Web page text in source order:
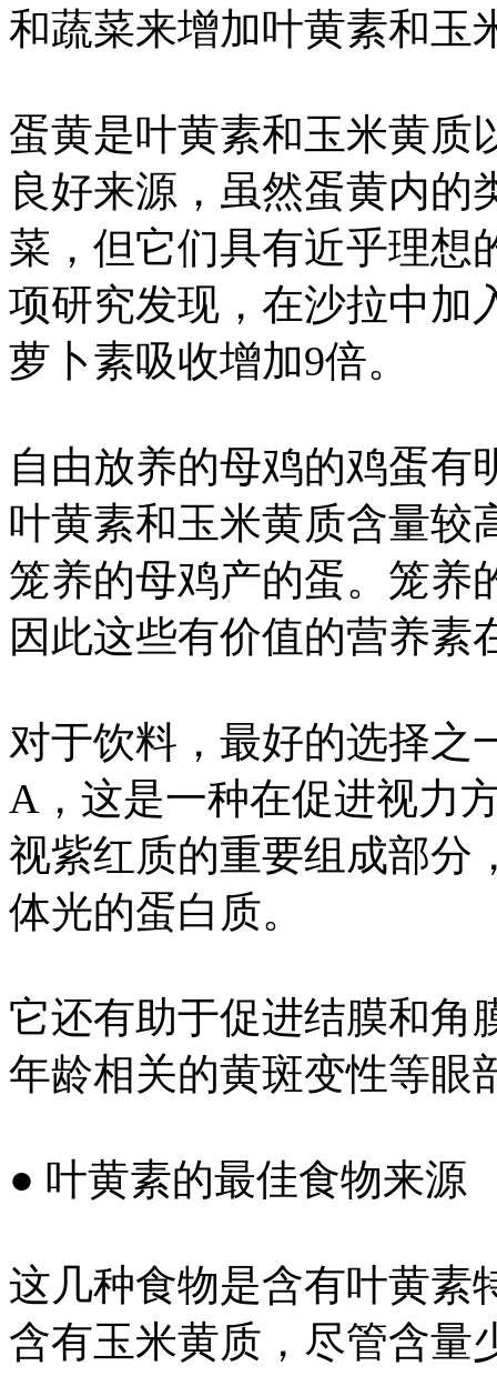
和蔬菜来增加叶黄素和玉
蛋黄是叶黄素和玉米黄质
良好来源，虽然蛋黄内的
菜，但它们具有近乎理想
项研究发现，在沙拉中加
萝卜素吸收增加9倍。
自由放养的母鸡的鸡蛋有
叶黄素和玉米黄质含量较
笼养的母鸡产的蛋。笼养
因此这些有价值的营养素
对于饮料，最好的选择之
A，这是一种在促进视力
视紫红质的重要组成部分
体光的蛋白质。
它还有助于促进结膜和角
年龄相关的黄斑变性等眼
● 叶黄素的最佳食物来源
这几种食物是含有叶黄素
含有玉米黄质，尽管含量